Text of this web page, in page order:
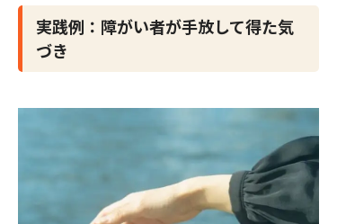
実践例：障がい者が手放して得た気
づき